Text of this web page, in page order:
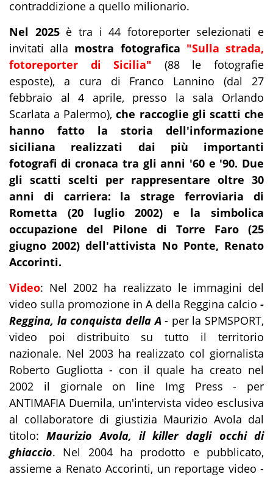
contraddizione a quello milionario.
Nel 2025è tra i 44 fotoreporter selezionati e
invitati alla mostra fotografica "Sulla strada,
fotoreporter di Sicilia" (88 le fotografie
esposte), a cura di Franco Lannino (dal 27
febbraio al 4 aprile, presso la sala Orlando
Scarlata a Palermo),che raccoglie gli scatti che
hanno fatto la storia dell'informazione
siciliana realizzati dai più importanti
fotografi di cronaca tra gli anni '60 e '90. Due
gli scatti scelti per rappresentare oltre 30
anni di carriera: la strage ferroviaria di
Rometta (20 luglio 2002) e la simbolica
occupazione del Pilone di Torre Faro (25
giugno 2002) dell'attivista No Ponte, Renato
Accorinti.
Video: Nel 2002 ha realizzato le immagini del
video sulla promozione in A della Reggina calcio -
Reggina, la conquista della A- per la SPMSPORT,
video poi distribuito su tutto il territorio
nazionale. Nel 2003 ha realizzato col giornalista
Roberto Gugliotta - con il quale ha creato nel
2002 il giornale on line Img Press - per
ANTIMAFIA Duemila, un'intervista video esclusiva
al collaboratore di giustizia Maurizio Avola dal
titolo:Maurizio Avola, il killer dagli occhi di
ghiaccio. Nel 2004 ha prodotto e pubblicato,
assieme a Renato Accorinti, un reportage video -